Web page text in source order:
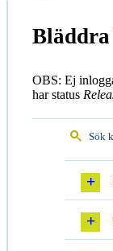
OBS: Ej
har status
Sök